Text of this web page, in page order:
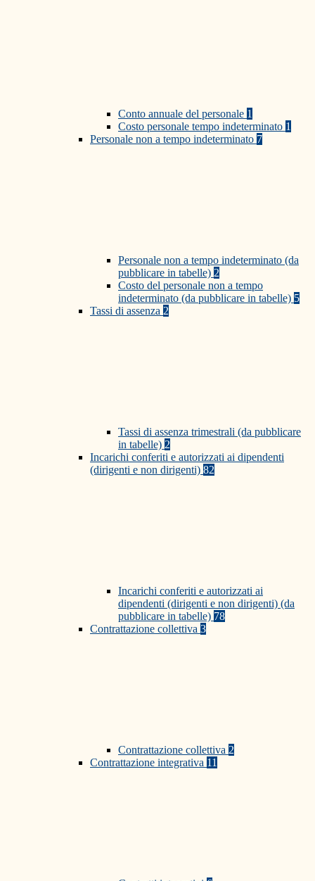
Conto annuale del personale 1
Costo personale tempo indeterminato 1
Personale non a tempo indeterminato 7
Personale non a tempo indeterminato (da
pubblicare in tabelle) 2
Costo del personale non a tempo
indeterminato (da pubblicare in tabelle) 5
Tassi di assenza 2
Tassi di assenza trimestrali (da pubblicare
in tabelle) 2
Incarichi conferiti e autorizzati ai dipendenti
(dirigenti e non dirigenti) 82
Incarichi conferiti e autorizzati ai
dipendenti (dirigenti e non dirigenti) (da
pubblicare in tabelle) 78
Contrattazione collettiva 3
Contrattazione collettiva 2
Contrattazione integrativa 11